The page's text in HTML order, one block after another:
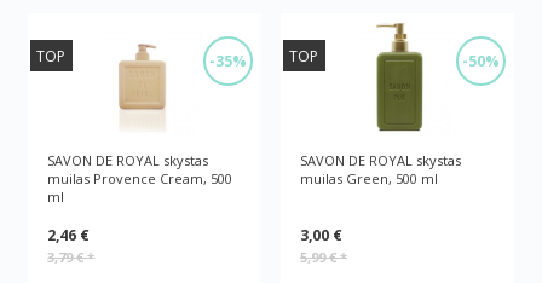
-35%
TOP
SAVON DE ROYAL skystas
muilas Provence Cream, 500
ml
2,46 €
3,79 €*
-50%
TOP
SAVON DE ROYAL skystas
muilas Green, 500 ml
3,00 €
5,99 €*